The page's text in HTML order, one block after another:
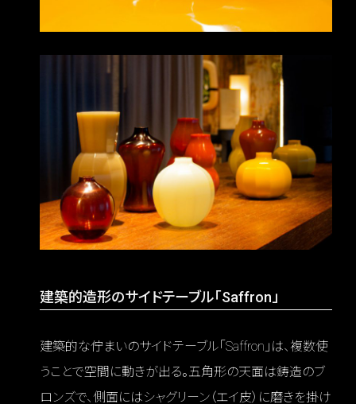
建築的造形のサイドテーブル「Saffron」
建築的な佇まいのサイドテーブル「Saffron」は、複数使
うことで空間に動きが出る。五角形の天面は鋳造のブ
ロンズで、側面にはシャグリーン（エイ皮）に磨きを掛け